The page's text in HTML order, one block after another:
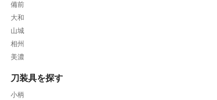
備前
大和
山城
相州
美濃
刀装具を探す
小柄